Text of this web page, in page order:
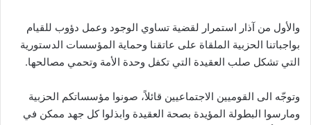
والأول من آذار استمرار لقضية تساوي الوجود وعمل دؤوب للقيام
بواجباتنا الحزبية الملقاة على عاتقنا وحماية المؤسسات الدستورية
التي تشكل صلب العقيدة التي تكفل وحدة الأمة وتحمي مصالحها.
وتوجّه الى القوميين الاجتماعيين قائلاً، صونوا مؤسساتكم الحزبية
ومارسوا البطولة المؤيدة بصحة العقيدة وابذلوا كل جهد ممكن في